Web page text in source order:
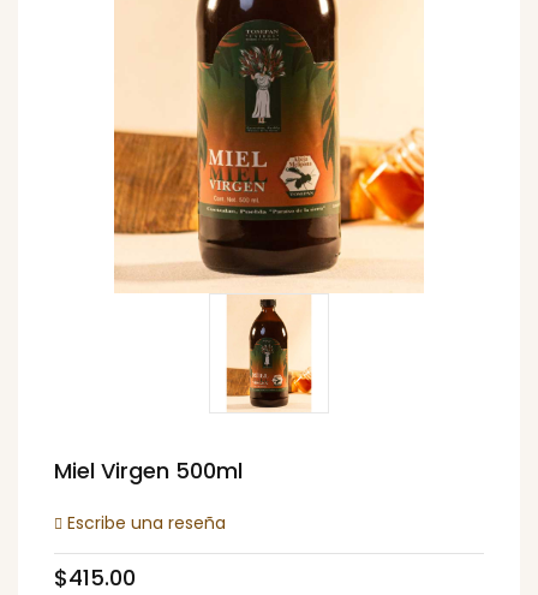
Miel Virgen 500ml
Escribe una reseña
$415.00